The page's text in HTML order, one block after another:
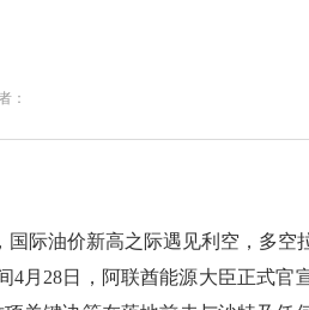
：
际油价新高之际遇见利空，多空
4月28日，阿联酋能源大臣正式官